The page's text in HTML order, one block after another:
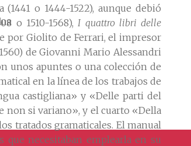
o 1444-1522), aunque debió
o 1510-1568),I quattro libri delle
por Giolito de Ferrari, el impresor
de Giovanni Mario Alessandri
unos apuntes o una colección de
en la línea de los trabajos de
castigliana» y «Delle parti del
non si variano», y el cuarto «Della
tratados gramaticales. El manual
necesitaban emplearla en su